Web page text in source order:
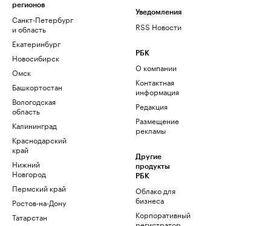
регионов
Санкт-Петербург
и область
Екатеринбург
Новосибирск
Омск
Башкортостан
Вологодская
область
Калининград
Краснодарский
край
Нижний
Новгород
Пермский край
Ростов-на-Дону
Татарстан
Уведомления
RSS Новости
РБК
О компании
Контактная
информация
Редакция
Размещение
рекламы
Другие
продукты
РБК
Облако для
бизнеса
Корпоративный